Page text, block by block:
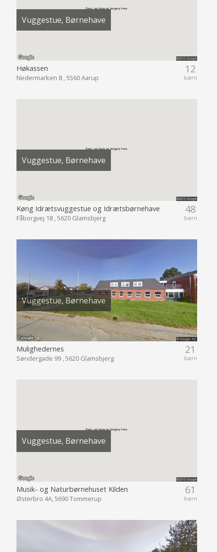
Vuggestue, Børnehave
12
børn
Høkassen
Nedermarken 8 , 5560 Aarup
Vuggestue, Børnehave
48
børn
Køng Idrætsvuggestue og Idrætsbørnehave
Fåborgvej 18 , 5620 Glamsbjerg
Vuggestue, Børnehave
21
børn
Mulighedernes
Søndergade 99 , 5620 Glamsbjerg
Vuggestue, Børnehave
61
børn
Musik- og Naturbørnehuset Kilden
Østerbro 4A, 5690 Tommerup